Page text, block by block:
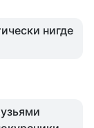
нигде